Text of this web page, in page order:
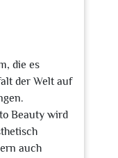
die es
der Welt auf
Beauty wird
auch